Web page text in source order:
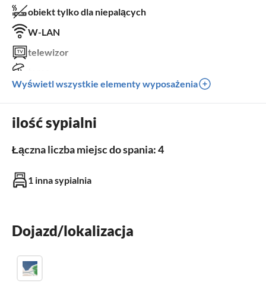
obiekt tylko dla niepalących
W-LAN
telewizor
zmywarka
miejsce parkingowe
basen
Łazienka 1
łazienki z prysznicem
Wyświetl wszystkie elementy wyposażenia
ilość sypialni
Łączna liczba miejsc do spania: 4
1 inna sypialnia
Dojazd/lokalizacja